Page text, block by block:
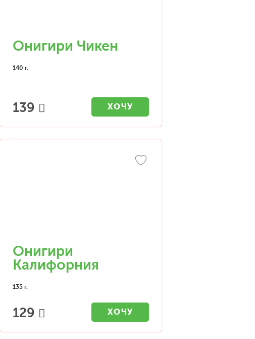
Онигири Чикен
140 г.
139 ХОЧУ
Онигири
Калифорния
135 г.
129 ХОЧУ